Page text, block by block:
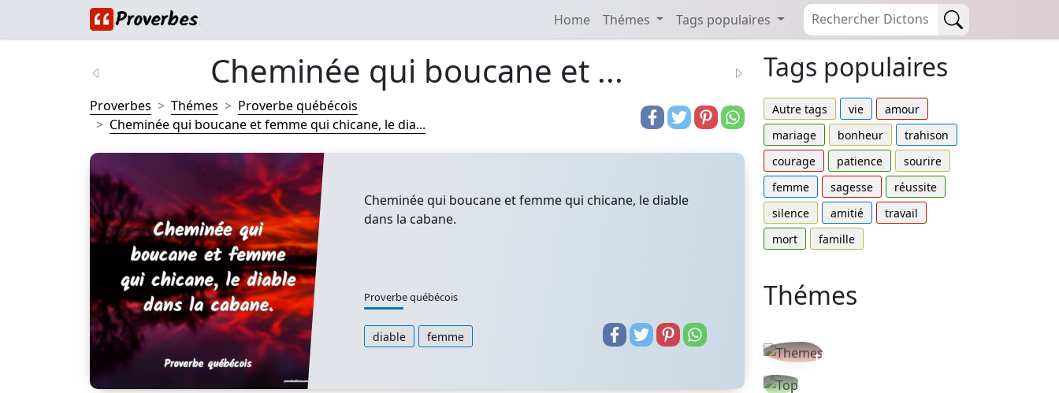
Home Thémes Tags populaires
Cheminée qui boucane et ...
Proverbes Thémes
Proverbe québécois
Cheminée qui boucane et femme qui chicane, le dia...
Cheminée qui boucane et femme qui chicane, le diable
dans la cabane.
Proverbe québécois
diable femme
Tags populaires
Autre tags vie
amour
mariage
bonheur
trahison
courage
patience
sourire
femme
sagesse
réussite
silence
amitié
travail
mort
famille
Thémes
thèmes